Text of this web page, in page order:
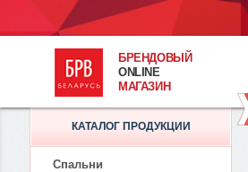
БРЕНДОВЫЙ
ONLINE
МАГАЗИН
КАТАЛОГ ПРОДУКЦИИ
Спальни